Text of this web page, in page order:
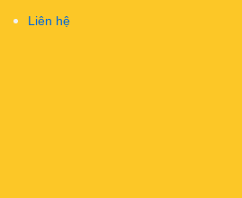
Liên hệ